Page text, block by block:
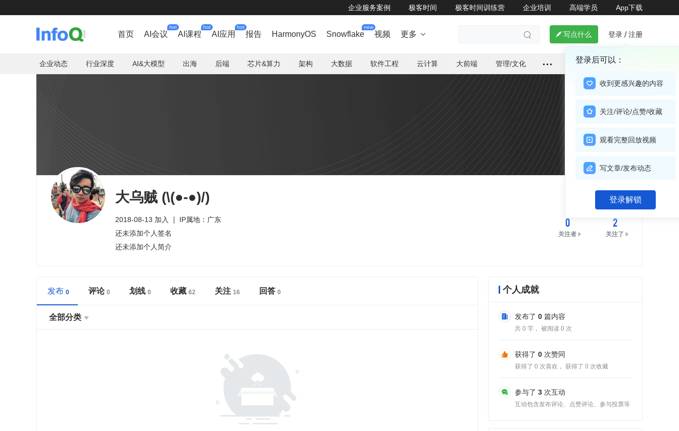
企业服务案例 极客时间 极客时间训练营 企业培训 高端学员 App下载
首页 AI会议
hot
AI课程
hot
AI应用
hot
报告 HarmonyOS Snowflake
new
视频 更多    写点什么 登录 / 注册
登录后可以：
收到更感兴趣的内容
关注/评论/点赞/收藏
观看完整回放视频
写文章/发布动态
登录解锁
企业动态 行业深度 AI&大模型 出海 后端 芯片&算力 架构 大数据 软件工程 云计算 大前端 管理/文化
大乌贼 (\(●-●)/)
2018-08-13 加入
IP属地：广东
还未添加个人签名
还未添加个人简介
关注
0
关注者
2
关注了
发布 评论 划线 收藏 关注 回答
全部分类 
个人成就
发布了 0 篇内容
共 0 字， 被阅读 0 次
获得了 0 次赞同
获得了 0 次喜欢， 获得了 0 次收藏
参与了 3 次互动
互动包含发布评论、点赞评论、参与投票等